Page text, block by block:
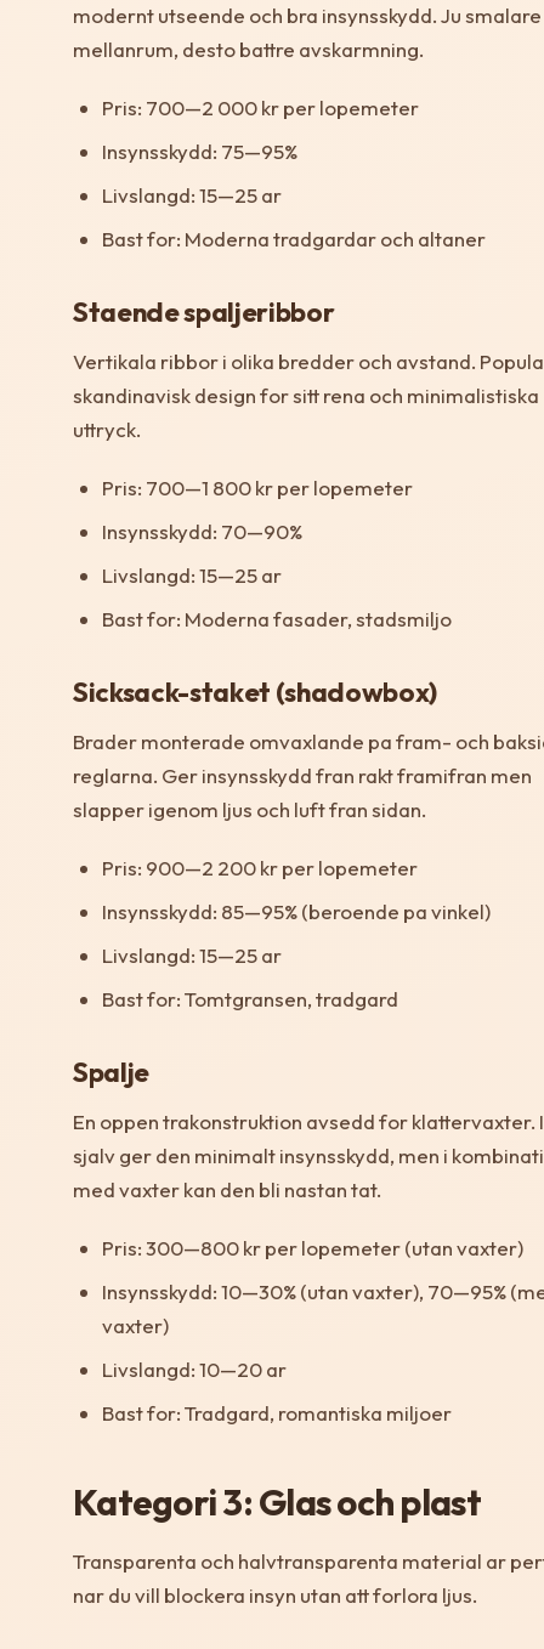
modernt utseende och bra insynsskydd. Ju smalare
mellanrum, desto battre avskarmning.
Pris: 700—2 000 kr per lopemeter
Insynsskydd: 75—95%
Livslangd: 15—25 ar
Bast for: Moderna tradgardar och altaner
Staende spaljeribbor
Vertikala ribbor i olika bredder och avstand.
skandinavisk design for sitt rena och minimalistiska
uttryck.
Pris: 700—1 800 kr per lopemeter
Insynsskydd: 70—90%
Livslangd: 15—25 ar
Bast for: Moderna fasader, stadsmiljo
Sicksack-staket (shadowbox)
Brader monterade omvaxlande pa fram- och
reglarna. Ger insynsskydd fran rakt framifran men
slapper igenom ljus och luft fran sidan.
Pris: 900—2 200 kr per lopemeter
Insynsskydd: 85—95% (beroende pa vinkel)
Livslangd: 15—25 ar
Bast for: Tomtgransen, tradgard
Spalje
En oppen trakonstruktion avsedd for klattervaxter.
sjalv ger den minimalt insynsskydd, men i
med vaxter kan den bli nastan tat.
Pris: 300—800 kr per lopemeter (utan vaxter)
Insynsskydd: 10—30% (utan vaxter), 70—95%
vaxter)
Livslangd: 10—20 ar
Bast for: Tradgard, romantiska miljoer
Kategori 3: Glas och plast
Transparenta och halvtransparenta material ar
nar du vill blockera insyn utan att forlora ljus.